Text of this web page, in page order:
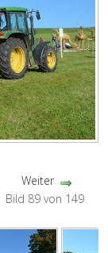
Weiter
Bild 89 von 149